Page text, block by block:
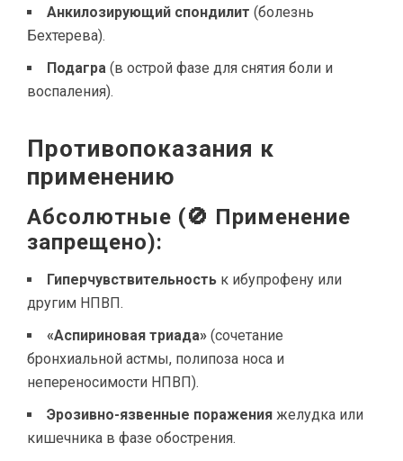
Анкилозирующий спондилит (болезнь
Бехтерева).
Подагра (в острой фазе для снятия боли и
воспаления).
Противопоказания к
применению
Абсолютные (🚫 Применение
запрещено):
Гиперчувствительность к ибупрофену или
другим НПВП.
«Аспириновая триада» (сочетание
бронхиальной астмы, полипоза носа и
непереносимости НПВП).
Эрозивно-язвенные поражения желудка или
кишечника в фазе обострения.